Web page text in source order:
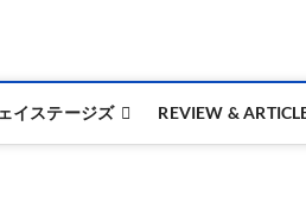
イステージズ REVIEW &